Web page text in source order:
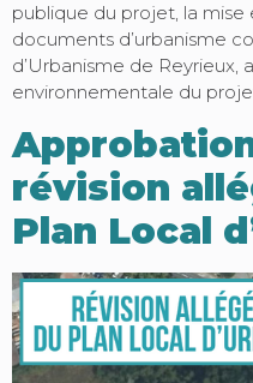
publique du projet, la
documents d’urbanisme
d’Urbanisme de Reyrieux,
environnementale du
révision
Plan Local